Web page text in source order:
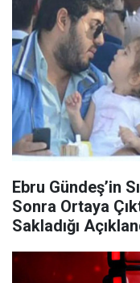
Ebru Gündeş’in
Sonra Ortaya
Sakladığı